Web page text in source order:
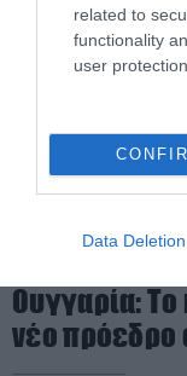
related to
functionality
user protection.
Data Deletion
Ουγγαρία: Το
νέο πρόεδρο